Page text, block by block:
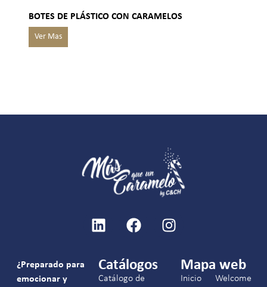
BOTES DE PLÁSTICO CON CARAMELOS
¿Preparado para
emocionar y
Catálogos
Catálogo de
Mapa web
Inicio
Welcome